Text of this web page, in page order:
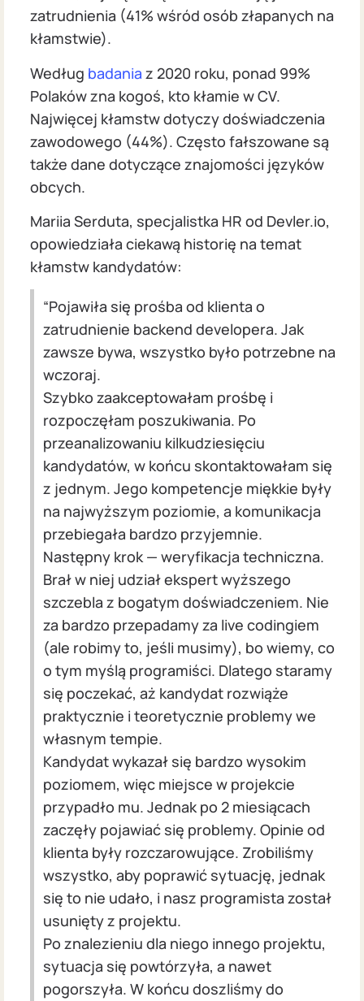
zatrudnienia (41% wśród osób złapanych na
kłamstwie).
Według badania z 2020 roku, ponad 99%
Polaków zna kogoś, kto kłamie w CV.
Najwięcej kłamstw dotyczy doświadczenia
zawodowego (44%). Często fałszowane są
także dane dotyczące znajomości języków
obcych.
Mariia Serduta, specjalistka HR od Devler.io,
opowiedziała ciekawą historię na temat
kłamstw kandydatów:
“Pojawiła się prośba od klienta o
zatrudnienie backend developera. Jak
zawsze bywa, wszystko było potrzebne na
wczoraj.
Szybko zaakceptowałam prośbę i
rozpoczęłam poszukiwania. Po
przeanalizowaniu kilkudziesięciu
kandydatów, w końcu skontaktowałam się
z jednym. Jego kompetencje miękkie były
na najwyższym poziomie, a komunikacja
przebiegała bardzo przyjemnie.
Następny krok — weryfikacja techniczna.
Brał w niej udział ekspert wyższego
szczebla z bogatym doświadczeniem. Nie
za bardzo przepadamy za live codingiem
(ale robimy to, jeśli musimy), bo wiemy, co
o tym myślą programiści. Dlatego staramy
się poczekać, aż kandydat rozwiąże
praktycznie i teoretycznie problemy we
własnym tempie.
Kandydat wykazał się bardzo wysokim
poziomem, więc miejsce w projekcie
przypadło mu. Jednak po 2 miesiącach
zaczęły pojawiać się problemy. Opinie od
klienta były rozczarowujące. Zrobiliśmy
wszystko, aby poprawić sytuację, jednak
się to nie udało, i nasz programista został
usunięty z projektu.
Po znalezieniu dla niego innego projektu,
sytuacja się powtórzyła, a nawet
pogorszyła. W końcu doszliśmy do